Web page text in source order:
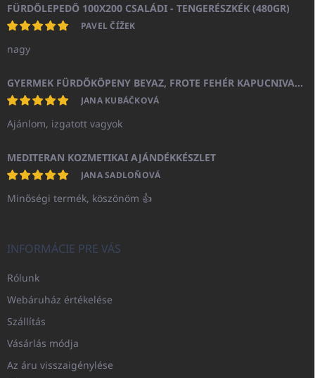
FÜRDŐLEPEDŐ 100X200 CSALÁDI - TENGERÉSZKÉK (480GR)
PAVEL ČÍŽEK
nagy
GYERMEK FÜRDŐKÖPENY BEYAZ, FROTE FEHÉR KAPUCNIVAL (400GR)
JANA KUBÁČKOVÁ
Ajánlom, izgatott vagyok
MEDITERAN KOZMETIKAI AJÁNDÉKKÉSZLET
JANA SADLOŇOVÁ
Minőségi termék, köszönöm 👍
INFORMÁCIE PRE VÁS
Rólunk
Webáruház értékelése
Szállítás
Vásárlás módja
Az áru visszaigénylése